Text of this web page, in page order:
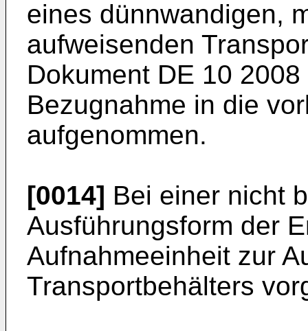
eines dünnwandigen,
aufweisenden
Dokument DE 10
Bezugnahme in die
aufgenommen.
[0014] Bei einer nicht
Ausführungsform der
Aufnahmeeinheit zur
Transportbehälters